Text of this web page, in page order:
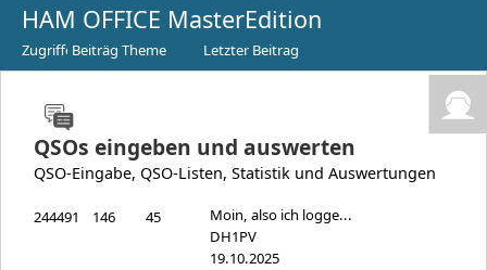
HAM OFFICE MasterEdition
Letzter Beitrag
Zugriffe BeiträgeThemen
QSOs eingeben und auswerten
QSO-Eingabe, QSO-Listen, Statistik und Auswertungen
Moin, also ich logge...
DH1PV
19.10.2025
244491 146 45